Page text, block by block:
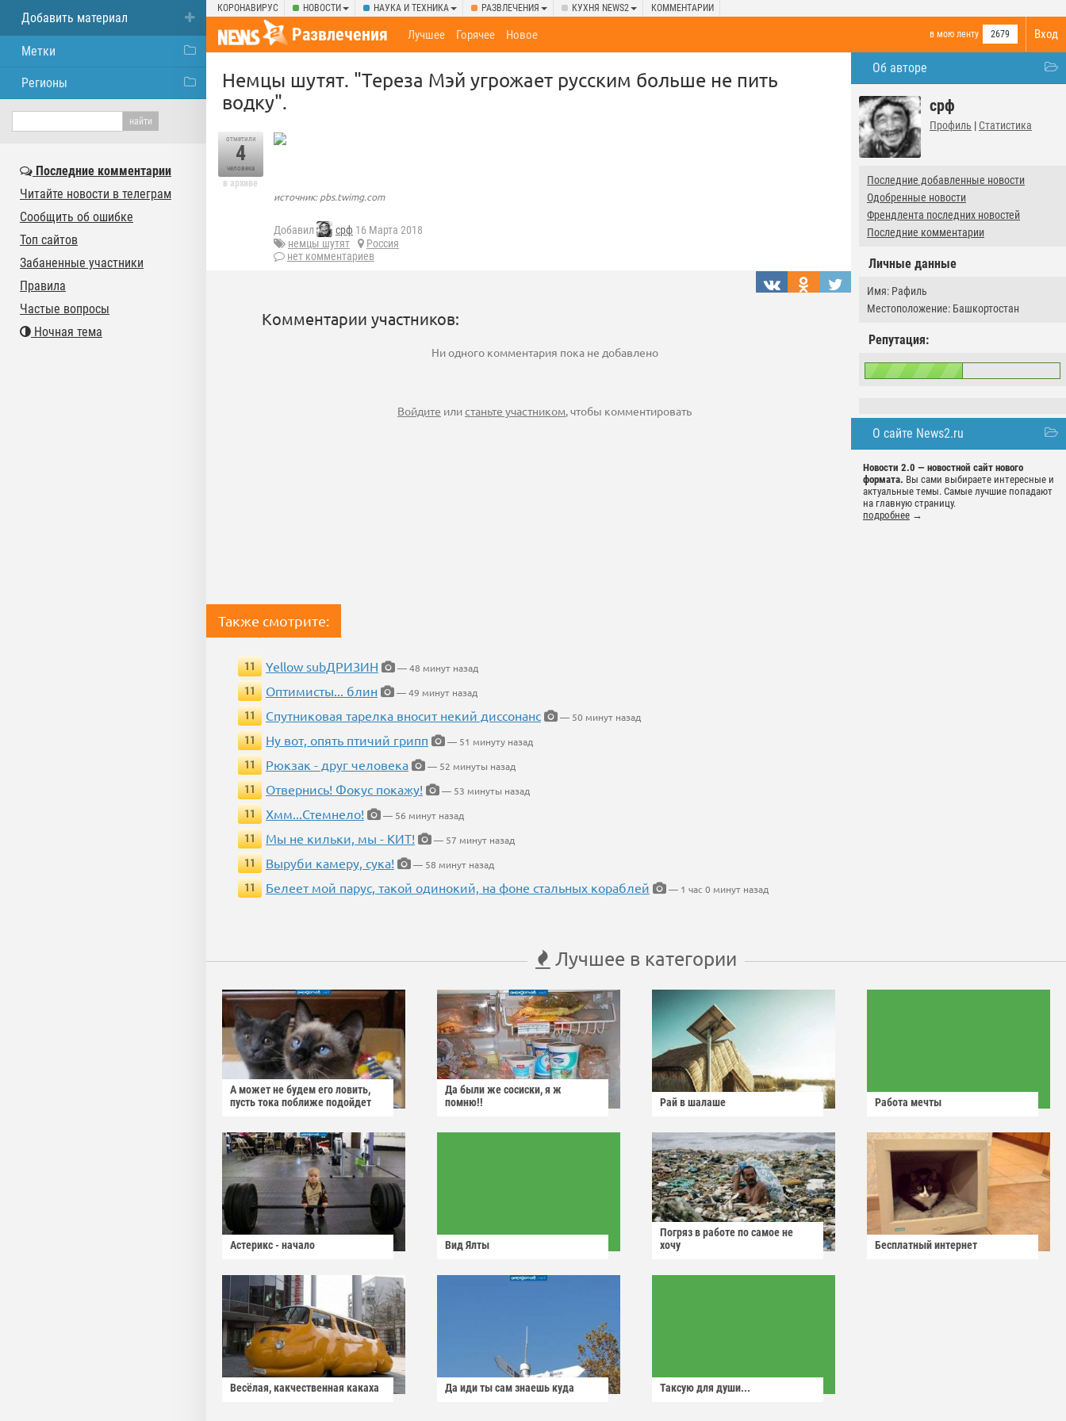
КОРОНАВИРУС НОВОСТИ НАУКА И ТЕХНИКА РАЗВЛЕЧЕНИЯ КУХНЯ NEWS2 КОММЕНТАРИИ
Вход
Развлечения в мою ленту 2679
Лучшее Горячее Новое
Об авторе
срф
Профиль | Статистика
Последние добавленные новости
Одобренные новости
Френдлента последних новостей
Последние комментарии
Личные данные
Имя: Рафиль
Местоположение: Башкортостан
Репутация:
О сайте News2.ru
Новости 2.0 — новостной сайт нового
формата. Вы сами выбираете интересные и
актуальные темы. Самые лучшие попадают
на главную страницу.
подробнее →
Немцы шутят. "Тереза Мэй угрожает русским больше не пить
водку".
отметили
4
человека
в архиве
источник: pbs.twimg.com
Добавил срф 16 Марта 2018
немцы шутят
Россия
нет комментариев
Комментарии участников:
Ни одного комментария пока не добавлено
Войдите илистаньте участником, чтобы комментировать
Также смотрите:
11 Yellow subДРИЗИН
— 48 минут назад
11
Оптимисты... блин
— 49 минут назад
11
Спутниковая тарелка вносит некий диссонанс
— 50 минут назад
11
Ну вот, опять птичий грипп
— 51 минуту назад
11
Рюкзак - друг человека
— 52 минуты назад
11
Отвернись! Фокус покажу!
— 53 минуты назад
11
Хмм...Стемнело!
— 56 минут назад
11
Мы не кильки, мы - КИТ!
— 57 минут назад
11
Выруби камеру, сука!
— 58 минут назад
11
Белеет мой парус, такой одинокий, на фоне стальных кораблей — 1 час 0 минут назад
Лучшее в категории
А может не будем его ловить,
пусть тока поближе подойдет
Да были же сосиски, я ж
помню!!
Рай в шалаше Работа мечты
Астерикс - начало Вид Ялты
Погряз в работе по самое не
хочу
Бесплатный интернет
Весёлая, какчественная какаха Да иди ты сам знаешь куда Таксую для души...
Добавить материал
Метки
Регионы
Последние комментарии
Читайте новости в телеграм
Сообщить об ошибке
Топ сайтов
Забаненные участники
Правила
Частые вопросы
Ночная тема